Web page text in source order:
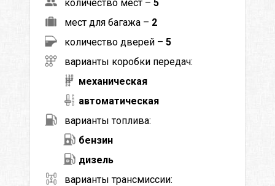
количество мест – 5
мест для багажа – 2
количество дверей – 5
варианты коробки передач:
механическая
автоматическая
варианты топлива:
бензин
дизель
варианты трансмиссии: